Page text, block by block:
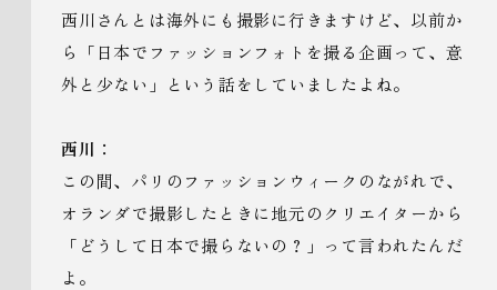
西川さんとは海外にも撮影に行きますけど、以前か
ら「日本でファッションフォトを撮る企画って、意
外と少ない」という話をしていましたよね。
西川：
この間、パリのファッションウィークのながれで、
オランダで撮影したときに地元のクリエイターから
「どうして日本で撮らないの？」って言われたんだ
よ。